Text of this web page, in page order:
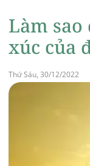
Làm
xúc của
Thứ Sáu, 30/12/2022